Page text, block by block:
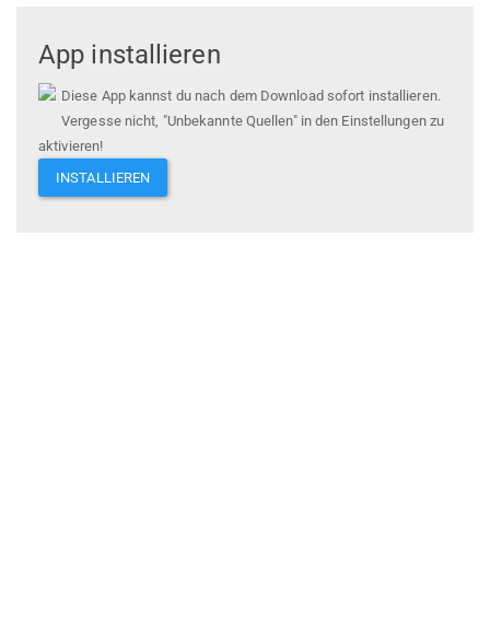
App installieren
Diese App kannst du nach dem Download sofort installieren.
Vergesse nicht, "Unbekannte Quellen" in den Einstellungen zu
aktivieren!
INSTALLIEREN